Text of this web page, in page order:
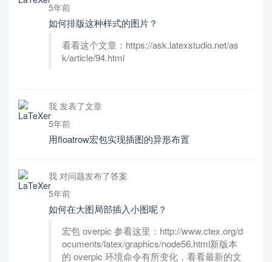
5年前
如何排版这种样式的图片？
看看这个文章：https://ask.latexstudio.net/as
k/article/94.html
我 发表了文章
5年前
用floatrow宏包实现插图的异形布置
我 对问题发布了答案
5年前
如何在大图局部插入小图呢？
宏包 overpic 参看这里：http://www.ctex.org/d
ocuments/latex/graphics/node56.html新版本
的 overpic 环境命令有所变化，看看最新的文